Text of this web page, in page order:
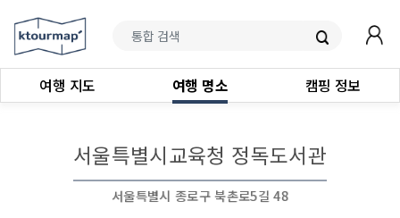
여행 지도 여행 명소 캠핑 정보
서울특별시교육청 정독도서관
서울특별시 종로구 북촌로5길 48